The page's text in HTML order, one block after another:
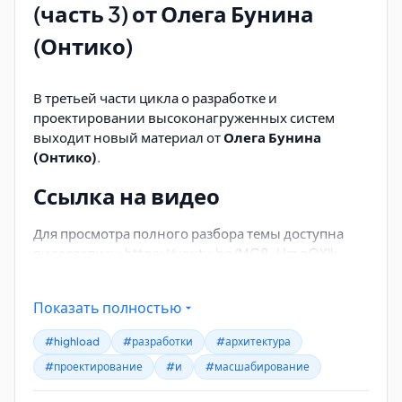
Мониторинг и отказоустойчивость—
инструменты для отслеживания состояния
системы и обеспечения её стабильной работы.
содержит примеры из реализованных проектов.
Для более глубокого погружения в тему
рекомендуется ознакомиться с первой частью
материала.
(часть 3) от Олега Бунина
(Онтико)
В третьей части цикла о разработке и
проектировании высоконагруженных систем
выходит новый материал от Олега Бунина
(Онтико).
Ссылка на видео
Для просмотра полного разбора темы доступна
видеозапись: https://youtu.be/MG8-HmgOXlk
Продолжение обсуждения архитектурных
решений для систем с высокой нагрузкой.
Практические примеры и кейсы из опыта
Показать полностью
#highload #разработки
#архитектура
#проектирование
#и #масшабирование